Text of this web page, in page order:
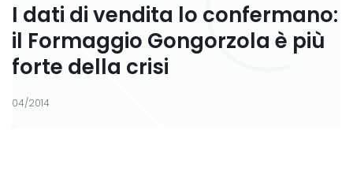
I dati di vendita lo confermano:
il Formaggio Gongorzola è più
forte della crisi
04/2014